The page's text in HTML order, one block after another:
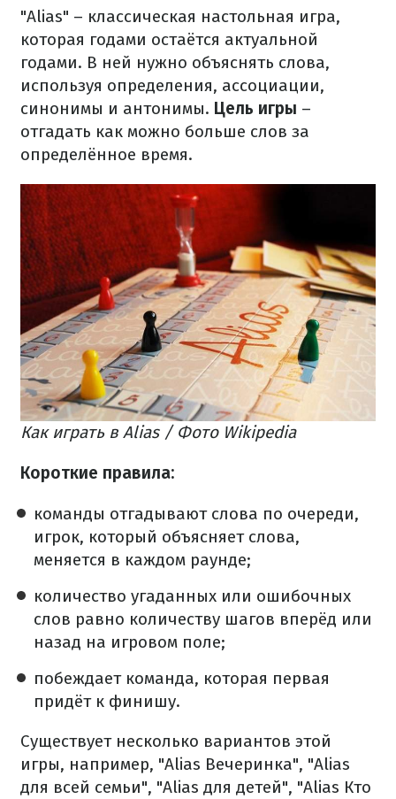
"Alias" – классическая настольная игра,
которая годами остаётся актуальной
годами. В ней нужно объяснять слова,
используя определения, ассоциации,
синонимы и антонимы. Цель игры –
отгадать как можно больше слов за
определённое время.
Как играть в Alias / Фото Wikipedia
Короткие правила:​
команды отгадывают слова по очереди,
игрок, который объясняет слова,
меняется в каждом раунде;
количество угаданных или ошибочных
слов равно количеству шагов вперёд или
назад на игровом поле;
побеждает команда, которая первая
придёт к финишу.
Существует несколько вариантов этой
игры, например, "Alias Вечеринка", "Alias
для всей семьи", "Alias для детей", "Alias Кто